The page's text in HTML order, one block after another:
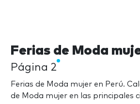
Ferias de Moda
Página 2
Ferias de Moda mujer en Perú.
de Moda mujer en las principales